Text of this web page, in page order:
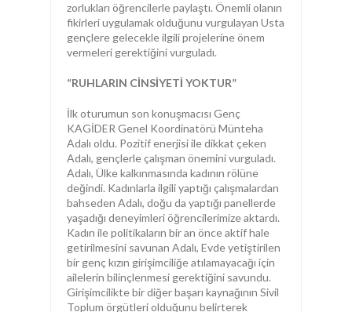
zorlukları öğrencilerle paylaştı. Önemli olanın
fikirleri uygulamak olduğunu vurgulayan Usta
gençlere gelecekle ilgili projelerine önem
vermeleri gerektiğini vurguladı.
“RUHLARIN CİNSİYETİ YOKTUR”
İlk oturumun son konuşmacısı Genç
KAGİDER Genel Koordinatörü Münteha
Adalı oldu. Pozitif enerjisi ile dikkat çeken
Adalı, gençlerle çalışman önemini vurguladı.
Adalı, Ülke kalkınmasında kadının rölüne
değindi. Kadınlarla ilgili yaptığı çalışmalardan
bahseden Adalı, doğu da yaptığı panellerde
yaşadığı deneyimleri öğrencilerimize aktardı.
Kadın ile politikaların bir an önce aktif hale
getirilmesini savunan Adalı, Evde yetiştirilen
bir genç kızın girişimciliğe atılamayacağı için
ailelerin bilinçlenmesi gerektiğini savundu.
Girişimcilikte bir diğer başarı kaynağının Sivil
Toplum örgütleri olduğunu belirterek